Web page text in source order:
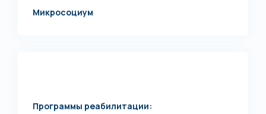
Микросоциум
Программы реабилитации: